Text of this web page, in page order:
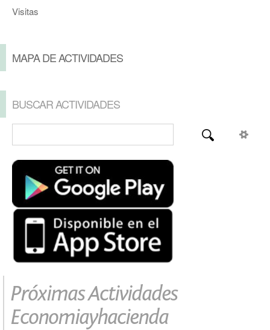
Visitas
MAPA DE ACTIVIDADES
BUSCAR ACTIVIDADES
Próximas Actividades
Economiayhacienda